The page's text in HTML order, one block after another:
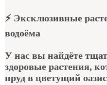
⚡ Эксклюзивные
водоёма
У нас вы найдёте
здоровые растения,
пруд в цветущий